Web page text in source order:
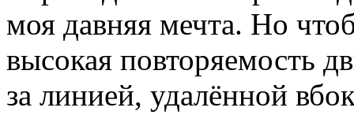
моя давняя мечта. Но
высокая повторяемость
за линией, удалённой